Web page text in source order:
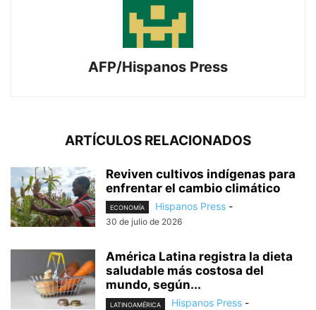
AFP/Hispanos Press
ARTÍCULOS RELACIONADOS
Reviven cultivos indígenas para
enfrentar el cambio climático
ECONOMÍA Hispanos Press -
30 de julio de 2026
América Latina registra la dieta
saludable más costosa del
mundo, según...
LATINOAMÉRICA Hispanos Press -